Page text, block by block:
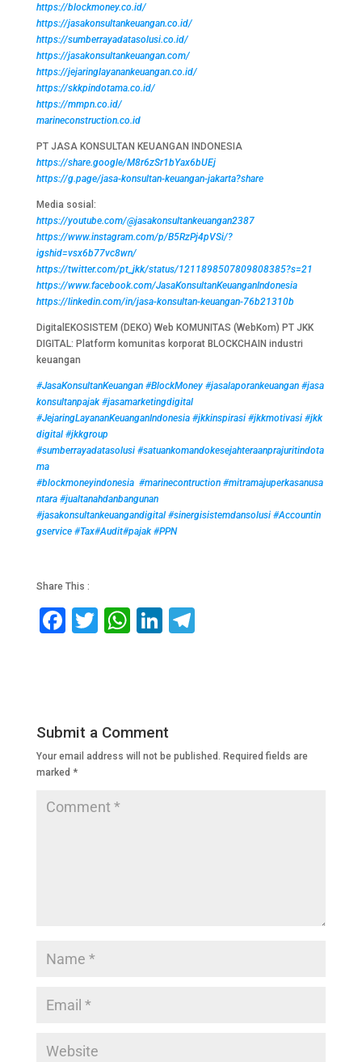
https://blockmoney.co.id/
https://jasakonsultankeuangan.co.id/
https://sumberrayadatasolusi.co.id/
https://jasakonsultankeuangan.com/
https://jejaringlayanankeuangan.co.id/
https://skkpindotama.co.id/
https://mmpn.co.id/
marineconstruction.co.id
PT JASA KONSULTAN KEUANGAN INDONESIA
https://share.google/M8r6zSr1bYax6bUEj
https://g.page/jasa-konsultan-keuangan-jakarta?share
Media sosial:
https://youtube.com/@jasakonsultankeuangan2387
https://www.instagram.com/p/B5RzPj4pVSi/?
igshid=vsx6b77vc8wn/
https://twitter.com/pt_jkk/status/1211898507809808385?s=21
https://www.facebook.com/JasaKonsultanKeuanganIndonesia
https://linkedin.com/in/jasa-konsultan-keuangan-76b21310b
DigitalEKOSISTEM (DEKO) Web KOMUNITAS (WebKom) PT JKK
DIGITAL: Platform komunitas korporat BLOCKCHAIN industri
keuangan
#JasaKonsultanKeuangan #BlockMoney #jasalaporankeuangan #jasa
konsultanpajak #jasamarketingdigital
#JejaringLayananKeuanganIndonesia #jkkinspirasi #jkkmotivasi #jkk
digital #jkkgroup
#sumberrayadatasolusi #satuankomandokesejahteraanprajuritindota
ma
#blockmoneyindonesia #marinecontruction #mitramajuperkasanusa
ntara #jualtanahdanbangunan
#jasakonsultankeuangandigital #sinergisistemdansolusi #Accountin
gservice #Tax#Audit#pajak #PPN
Share This :
F
b
o
o
k
T W
A
p
Li
dI
n
T
m
Submit a Comment
Your email address will not be published. Required fields are
marked *